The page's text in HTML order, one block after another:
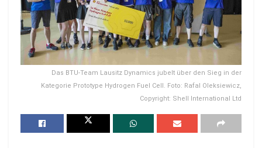
Das BTU-Team Lausitz Dynamics jubelt über den Sieg in der
Kategorie Prototype Hydrogen Fuel Cell. Foto: Rafal Oleksiewicz,
Copyright: Shell International Ltd